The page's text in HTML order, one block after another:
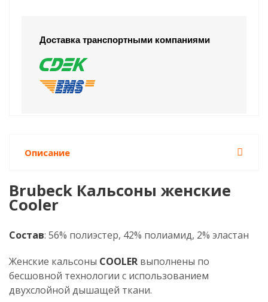
Доставка транспортными компаниями
Описание
Brubeck Кальсоны женские
Cooler
Состав: 56% полиэстер, 42% полиамид, 2% эластан
Женские кальсоны COOLER выполнены по
бесшовной технологии с использованием
двухслойной дышащей ткани.